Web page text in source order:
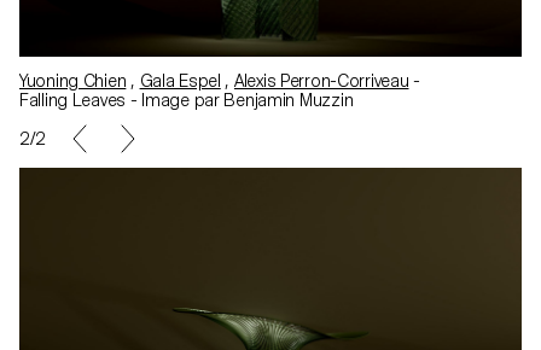
Yuoning Chien , Gala Espel , Alexis Perron-Corriveau -
Falling Leaves - Image par Benjamin Muzzin
2/2